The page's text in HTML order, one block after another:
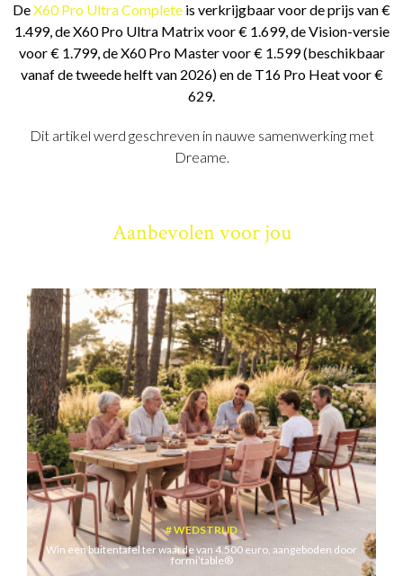
DeX60 Pro Ultra Complete is verkrijgbaar voor de prijs van €
1.499, de X60 Pro Ultra Matrix voor € 1.699, de Vision-versie
voor € 1.799, de X60 Pro Master voor € 1.599 (beschikbaar
vanaf de tweede helft van 2026) en de T16 Pro Heat voor €
629.
Dit artikel werd geschreven in nauwe samenwerking met
Dreame.
Aanbevolen voor jou
WEDSTRIJD
Win een buitentafel ter waarde van 4.500 euro, aangeboden door
formi’table®